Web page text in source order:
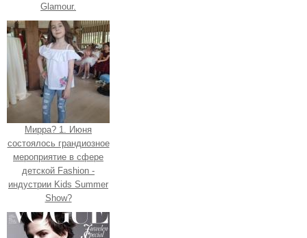
Glamour.
Мирра? 1. Июня
состоялось грандиозное
мероприятие в сфере
детской Fashion -
индустрии Kids Summer
Show?